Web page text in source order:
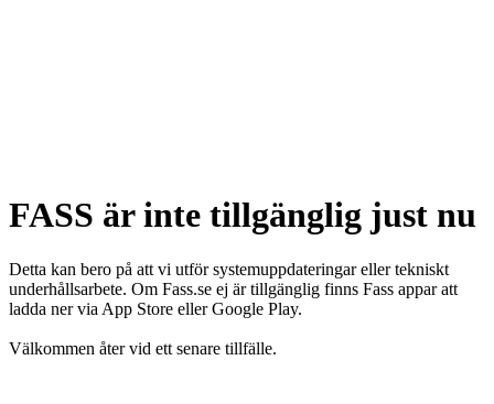
FASS är inte tillgänglig just nu
Detta kan bero på att vi utför systemuppdateringar eller tekniskt
underhållsarbete. Om Fass.se ej är tillgänglig finns Fass appar att
ladda ner via App Store eller Google Play.
Välkommen åter vid ett senare tillfälle.